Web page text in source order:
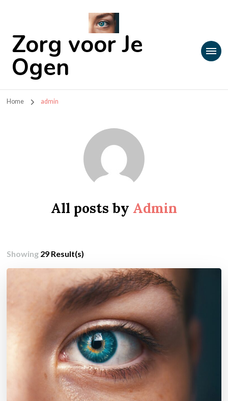
Zorg voor Je
Ogen
Home admin
All posts by Admin
Showing 29 Result(s)